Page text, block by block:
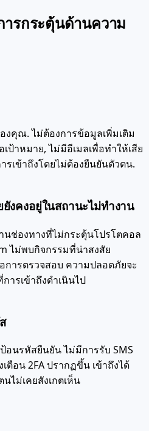
ารกระตุ้นด้านความ
คุณ. ไม่ต้องการข้อมูลเพิ่มเติม
าหมาย, ไม่มีอีเมลเพื่อทำให้เสีย
รเข้าถึงโดยไม่ต้องยืนยันตัวตน.
งคงอยู่ในสถานะไม่ทำงาน
นช่องทางที่ไม่กระตุ้นโปรโตคอล
ไม่พบกิจกรรมที่น่าสงสัย
ารตรวจสอบ ความปลอดภัยจะ
รเข้าถึงดำเนินไป
นรหัสยืนยัน ไม่มีการรับ SMS
ตือน 2FA ปรากฏขึ้น เข้าถึงได้
ไม่เคยสังเกตเห็น